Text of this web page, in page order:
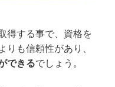
得する事で、資格を
りも信頼性があり、
できるでしょう。